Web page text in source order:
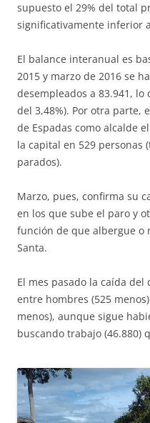
supuesto el 29% del total
significativamente inferior
El balance interanual es
2015 y marzo de 2016 se
desempleados a 83.941, lo
del 3,48%). Por otra parte,
de Espadas como alcalde
la capital en 529 personas
parados).
Marzo, pues, confirma su
en los que sube el paro y
función de que albergue o
Santa.
El mes pasado la caída
entre hombres (525
menos), aunque sigue
buscando trabajo (46.880)